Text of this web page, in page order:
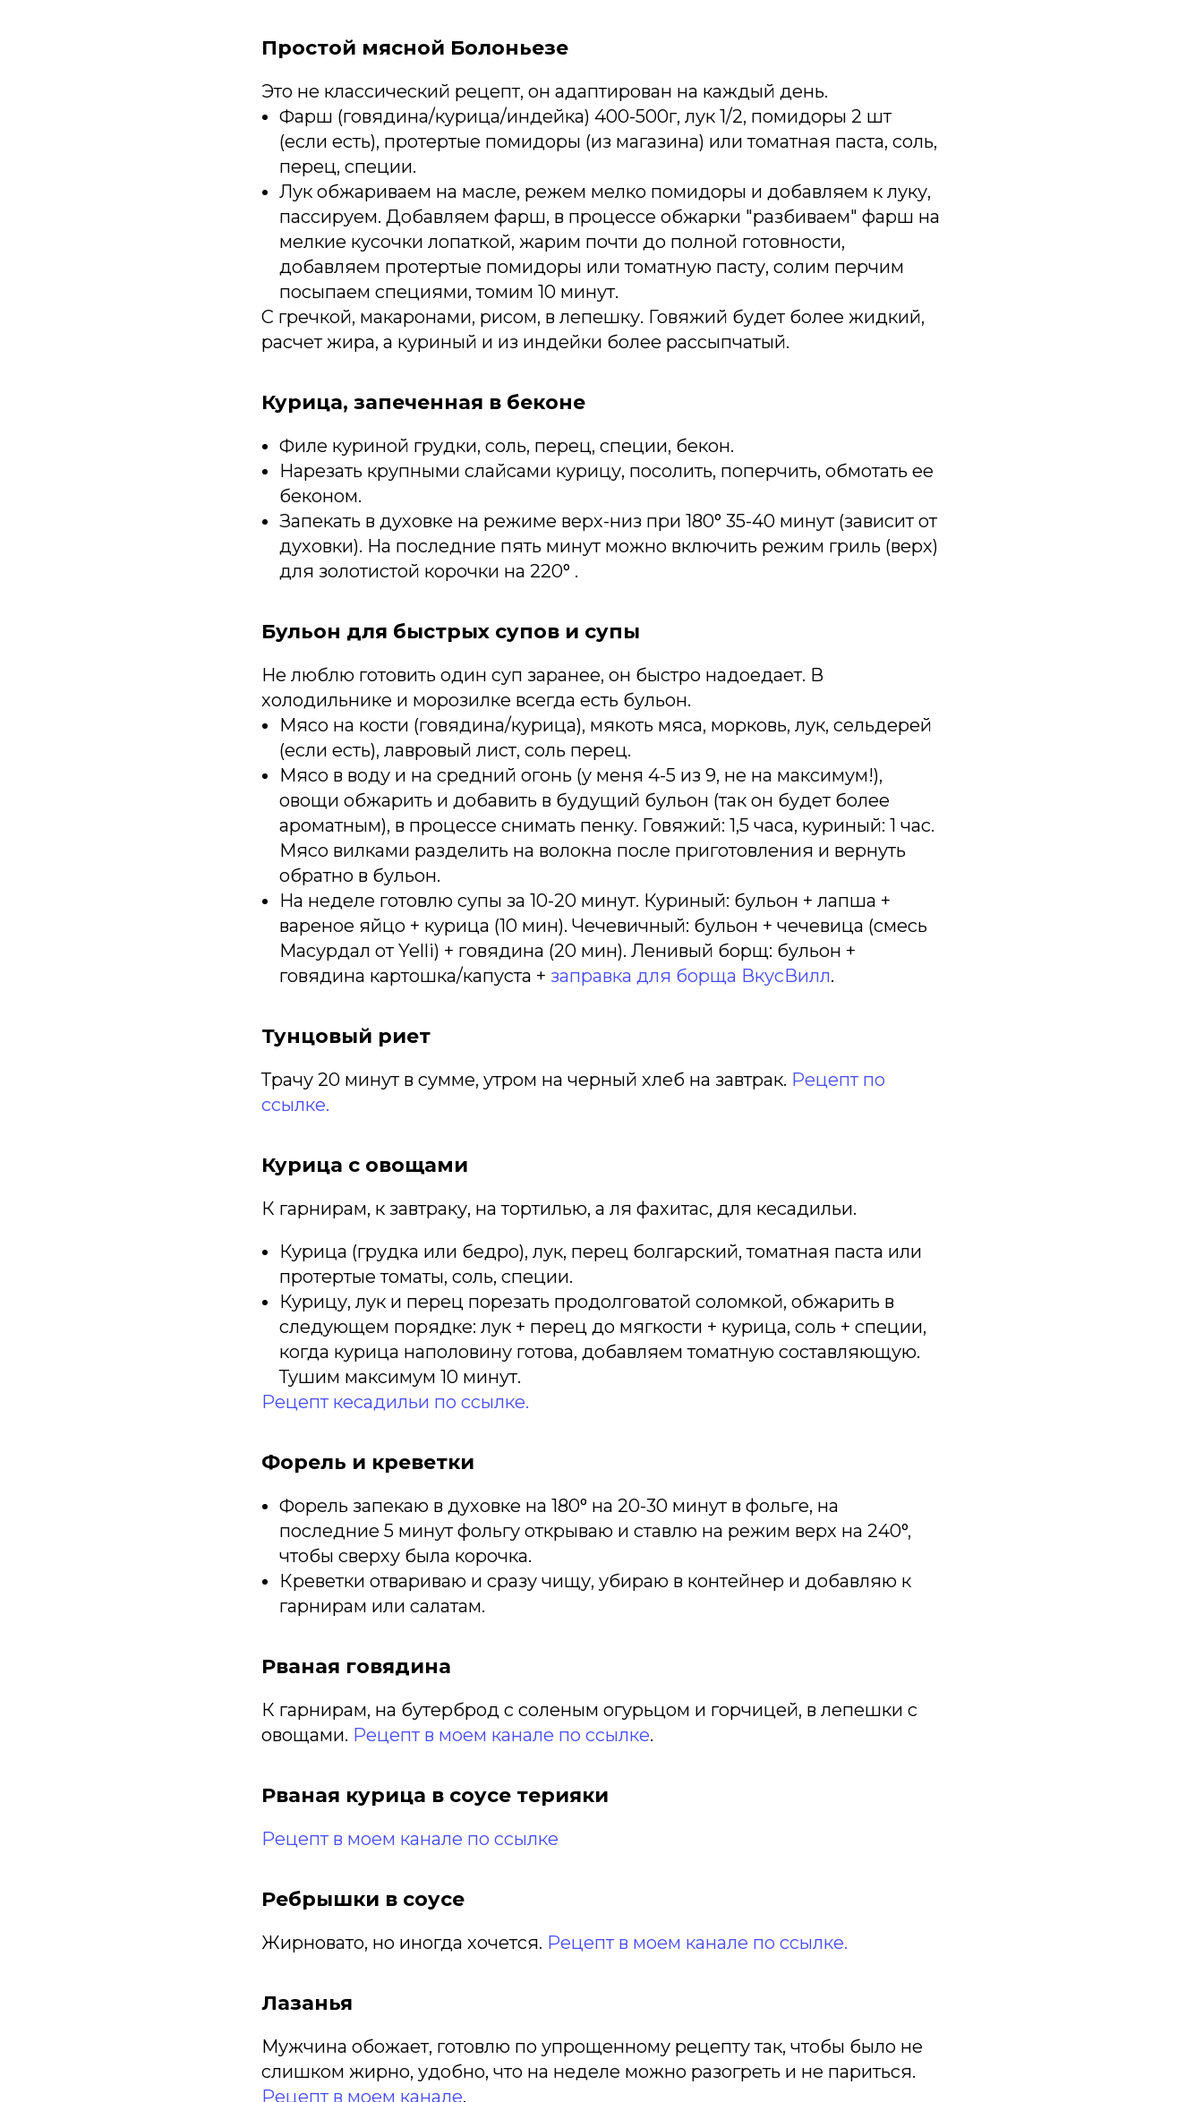
Простой мясной Болоньезе
Это не классический рецепт, он адаптирован на каждый день.
Фарш (говядина/курица/индейка) 400-500г, лук 1/2, помидоры 2 шт
(если есть), протертые помидоры (из магазина) или томатная паста, соль,
перец, специи.
Лук обжариваем на масле, режем мелко помидоры и добавляем к луку,
пассируем. Добавляем фарш, в процессе обжарки "разбиваем" фарш на
мелкие кусочки лопаткой, жарим почти до полной готовности,
добавляем протертые помидоры или томатную пасту, солим перчим
посыпаем специями, томим 10 минут.
С гречкой, макаронами, рисом, в лепешку. Говяжий будет более жидкий,
расчет жира, а куриный и из индейки более рассыпчатый.
Курица, запеченная в беконе
Филе куриной грудки, соль, перец, специи, бекон.
Нарезать крупными слайсами курицу, посолить, поперчить, обмотать ее
беконом.
Запекать в духовке на режиме верх-низ при 180° 35-40 минут (зависит от
духовки). На последние пять минут можно включить режим гриль (верх)
для золотистой корочки на 220° .
Бульон для быстрых супов и супы
Не люблю готовить один суп заранее, он быстро надоедает. В
холодильнике и морозилке всегда есть бульон.
Мясо на кости (говядина/курица), мякоть мяса, морковь, лук, сельдерей
(если есть), лавровый лист, соль перец.
Мясо в воду и на средний огонь (у меня 4-5 из 9, не на максимум!),
овощи обжарить и добавить в будущий бульон (так он будет более
ароматным), в процессе снимать пенку. Говяжий: 1,5 часа, куриный: 1 час.
Мясо вилками разделить на волокна после приготовления и вернуть
обратно в бульон.
На неделе готовлю супы за 10-20 минут. Куриный: бульон + лапша +
вареное яйцо + курица (10 мин). Чечевичный: бульон + чечевица (смесь
Масурдал от Yelli) + говядина (20 мин). Ленивый борщ: бульон +
говядина картошка/капуста + заправка для борща ВкусВилл.
Тунцовый риет
Трачу 20 минут в сумме, утром на черный хлеб на завтрак. Рецепт по
ссылке.
Курица с овощами
К гарнирам, к завтраку, на тортилью, а ля фахитас, для кесадильи.
Курица (грудка или бедро), лук, перец болгарский, томатная паста или
протертые томаты, соль, специи.
Курицу, лук и перец порезать продолговатой соломкой, обжарить в
следующем порядке: лук + перец до мягкости + курица, соль + специи,
когда курица наполовину готова, добавляем томатную составляющую.
Тушим максимум 10 минут.
Рецепт кесадильи по ссылке.
Форель и креветки
Форель запекаю в духовке на 180° на 20-30 минут в фольге, на
последние 5 минут фольгу открываю и ставлю на режим верх на 240°,
чтобы сверху была корочка.
Креветки отвариваю и сразу чищу, убираю в контейнер и добавляю к
гарнирам или салатам.
Рваная говядина
К гарнирам, на бутерброд с соленым огурьцом и горчицей, в лепешки с
овощами. Рецепт в моем канале по ссылке.
Рваная курица в соусе терияки
Рецепт в моем канале по ссылке
Ребрышки в соусе
Жирновато, но иногда хочется. Рецепт в моем канале по ссылке.
Лазанья
Мужчина обожает, готовлю по упрощенному рецепту так, чтобы было не
слишком жирно, удобно, что на неделе можно разогреть и не париться.
Рецепт в моем канале.